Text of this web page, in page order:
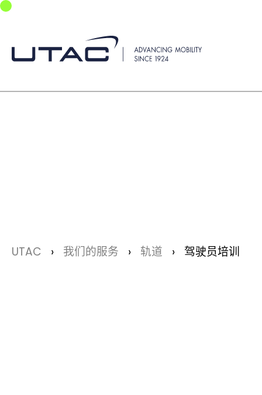
Skip to main navigation
Skip to main content
Skip to page footer
You are here:
UTAC 我们的服务 轨道 驾驶员培训